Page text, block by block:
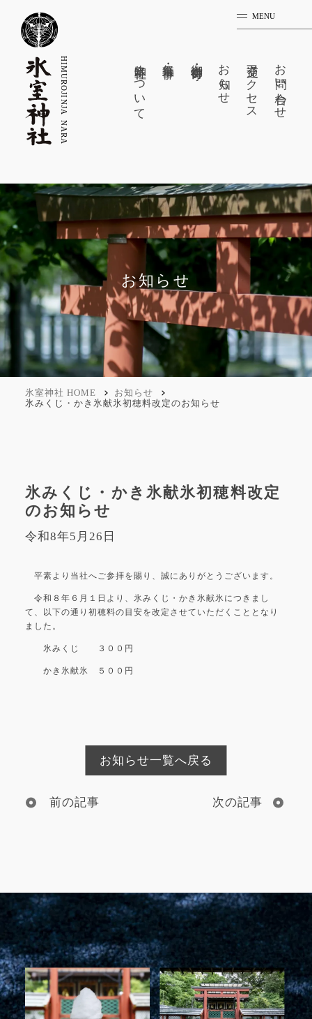
氷室神社について お知らせ 交通アクセス お問い合わせ
氷室神社 HOME
お知らせ
氷みくじ・かき氷献氷初穂料改定のお知らせ
お知らせ
氷みくじ・かき氷献氷初穂料改定
のお知らせ
令和8年5月26日
平素より当社へご参拝を賜り、誠にありがとうございます。
令和８年６月１日より、氷みくじ・かき氷献氷につきまし
て、以下の通り初穂料の目安を改定させていただくこととなり
ました。
氷みくじ ３００円
かき氷献氷 ５００円
前の記事
お知らせ一覧へ戻る
次の記事
MENU